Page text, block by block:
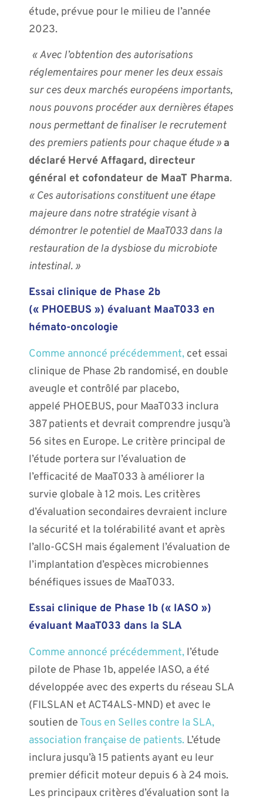
étude, prévue pour le milieu de l’année
2023.
« Avec l’obtention des autorisations
réglementaires pour mener les deux essais
sur ces deux marchés européens importants,
nous pouvons procéder aux dernières étapes
nous permettant de finaliser le recrutement
des premiers patients pour chaque étude » a
déclaré Hervé Affagard, directeur
général et cofondateur de MaaT Pharma.
« Ces autorisations constituent une étape
majeure dans notre stratégie visant à
démontrer le potentiel de MaaT033 dans la
restauration de la dysbiose du microbiote
intestinal. »
Essai clinique de Phase 2b
(« PHOEBUS ») évaluant MaaT033 en
hémato-oncologie
Comme annoncé précédemment, cet essai
clinique de Phase 2b randomisé, en double
aveugle et contrôlé par placebo,
appelé PHOEBUS, pour MaaT033 inclura
387 patients et devrait comprendre jusqu’à
56 sites en Europe. Le critère principal de
l’étude portera sur l’évaluation de
l’efficacité de MaaT033 à améliorer la
survie globale à 12 mois. Les critères
d’évaluation secondaires devraient inclure
la sécurité et la tolérabilité avant et après
l’allo-GCSH mais également l’évaluation de
l’implantation d’espèces microbiennes
bénéfiques issues de MaaT033.
Essai clinique de Phase 1b (« IASO »)
évaluant MaaT033 dans la SLA
Comme annoncé précédemment, l’étude
pilote de Phase 1b, appelée IASO, a été
développée avec des experts du réseau SLA
(FILSLAN et ACT4ALS-MND) et avec le
soutien de Tous en Selles contre la SLA,
association française de patients. L’étude
inclura jusqu’à 15 patients ayant eu leur
premier déficit moteur depuis 6 à 24 mois.
Les principaux critères d’évaluation sont la